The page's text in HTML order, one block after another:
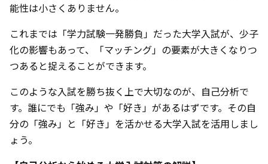
能性は小さくありません。
これまでは「学力試験一発勝負」だった大学入試が、少子
化の影響もあって、「マッチング」の要素が大きくなりつ
つあると捉えることができます。
このような入試を勝ち抜く上で大切なのが、自己分析で
す。誰にでも「強み」や「好き」があるはずです。その自
分の「強み」と「好き」を活かせる大学入試を活用しまし
ょう。